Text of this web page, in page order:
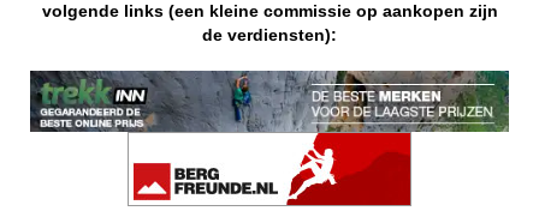
volgende links (een kleine commissie op aankopen zijn
de verdiensten):